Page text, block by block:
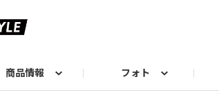
商品情報 フォト